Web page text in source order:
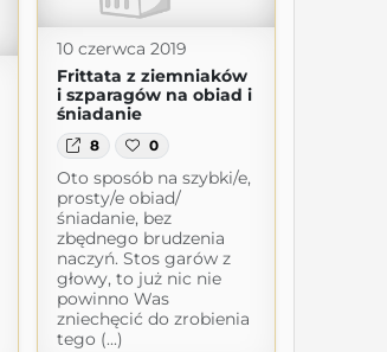
10 czerwca 2019
Frittata z ziemniaków
i szparagów na obiad i
śniadanie
8 0
Oto sposób na szybki/e,
prosty/e obiad/
śniadanie, bez
zbędnego brudzenia
naczyń. Stos garów z
głowy, to już nic nie
powinno Was
zniechęcić do zrobienia
tego (...)